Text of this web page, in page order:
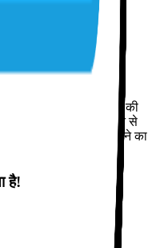
है
है जो वाकई आपको भाषा की
शब्द और वाक्यांश रटाने से
है, और Pro में अपग्रेड करने का
है!